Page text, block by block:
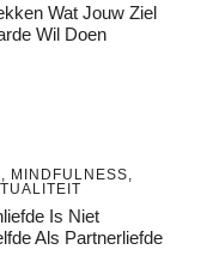
Wat Jouw Ziel
Wil Doen
MINDFULNESS
Is Niet
Als Partnerliefde